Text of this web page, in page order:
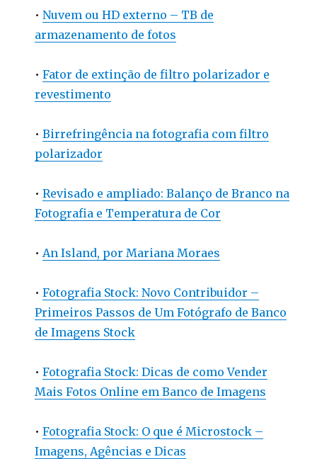
•Nuvem ou HD externo – TB de
armazenamento de fotos
•Fator de extinção de filtro polarizador e
revestimento
•Birrefringência na fotografia com filtro
polarizador
•Revisado e ampliado: Balanço de Branco na
Fotografia e Temperatura de Cor
•An Island, por Mariana Moraes
•Fotografia Stock: Novo Contribuidor –
Primeiros Passos de Um Fotógrafo de Banco
de Imagens Stock
•Fotografia Stock: Dicas de como Vender
Mais Fotos Online em Banco de Imagens
•Fotografia Stock: O que é Microstock –
Imagens, Agências e Dicas